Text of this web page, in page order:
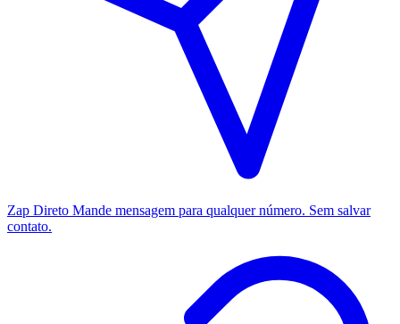
Zap Direto Mande mensagem para qualquer número. Sem salvar
contato.